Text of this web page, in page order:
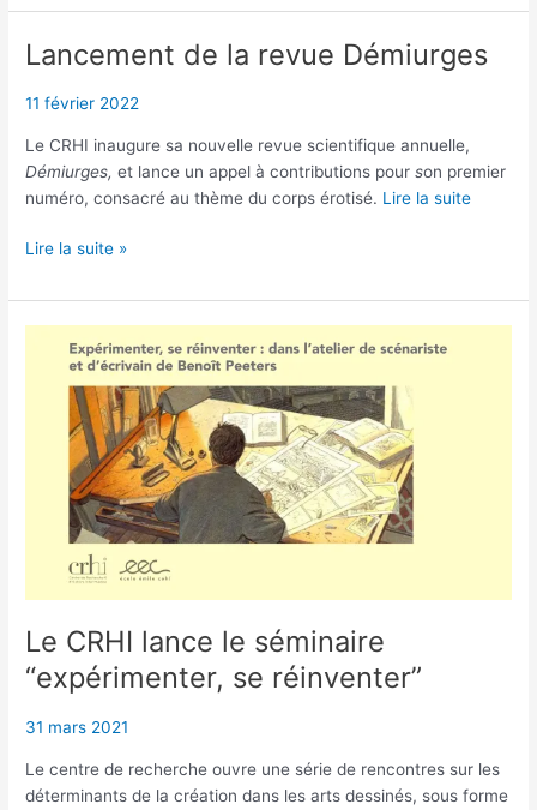
visuelle
aux
Lancement de la revue Démiurges
11 février 2022
Le CRHI inaugure sa nouvelle revue scientifique annuelle,
Démiurges,et lance un appel à contributions pourson premier
numéro, consacré au thème du corps érotisé. Lire la suite
Lancement
la
revue
Démiurges
Lire la suite »
Le CRHI lance le séminaire
“expérimenter, se réinventer”
31 mars 2021
Le centre de recherche ouvre une série de rencontres sur les
déterminants de la création dans les arts dessinés, sous forme